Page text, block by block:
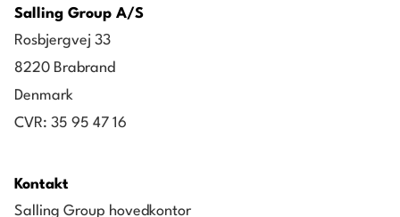
Salling Group A/S
Rosbjergvej 33
8220 Brabrand
Denmark
CVR: 35 95 47 16
Kontakt
Salling Group hovedkontor